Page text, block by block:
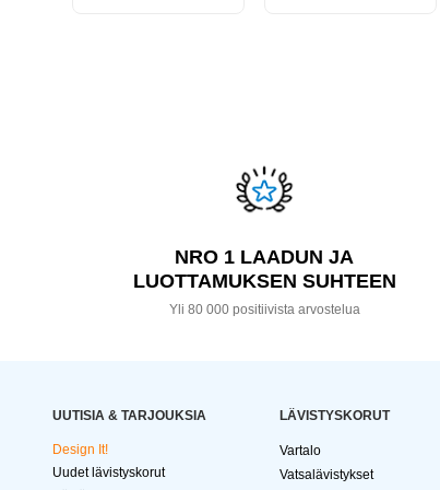
NRO 1 LAADUN JA
LUOTTAMUKSEN SUHTEEN
Yli 80 000 positiivista arvostelua
UUTISIA & TARJOUKSIA
Design It!
Uudet lävistyskorut
LÄVISTYSKORUT
Vartalo
Vatsalävistykset